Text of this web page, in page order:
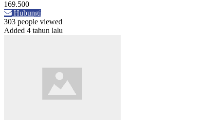
169.500
Hubungi
303 people viewed
Added 4 tahun lalu